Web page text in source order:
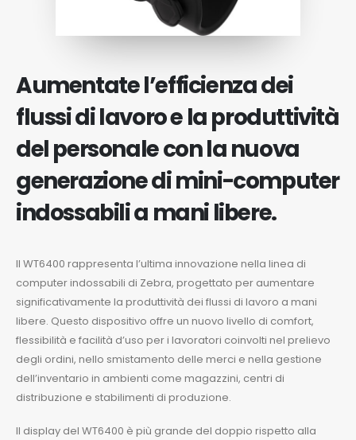
Aumentate l’efficienza dei
flussi di lavoro e la produttività
del personale con la nuova
generazione di mini-computer
indossabili a mani libere.
Il WT6400 rappresenta l’ultima innovazione nella linea di
computer indossabili di Zebra, progettato per aumentare
significativamente la produttività dei flussi di lavoro a mani
libere. Questo dispositivo offre un nuovo livello di comfort,
flessibilità e facilità d’uso per i lavoratori coinvolti nel prelievo
degli ordini, nello smistamento delle merci e nella gestione
dell’inventario in ambienti come magazzini, centri di
distribuzione e stabilimenti di produzione.
Il display del WT6400 è più grande del doppio rispetto alla